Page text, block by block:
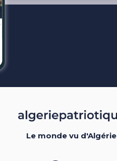
Le monde vu d'Algérie